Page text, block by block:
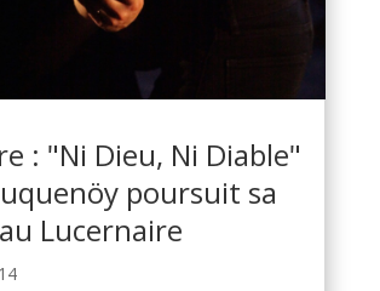
: "Ni Dieu, Ni Diable"
poursuit sa
Lucernaire